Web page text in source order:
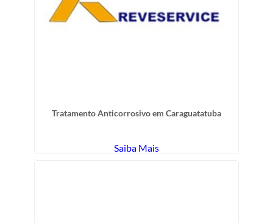
Tratamento Anticorrosivo em Caraguatatuba
Saiba Mais